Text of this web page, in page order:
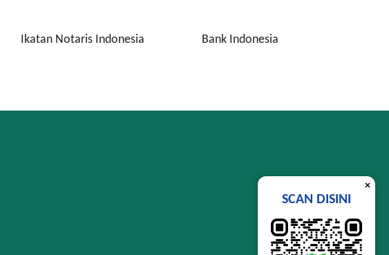
Ikatan Notaris Indonesia Bank Indonesia
×
SCAN DISINI